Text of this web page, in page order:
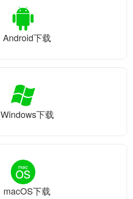
Android下载
Windows下载
macOS下载